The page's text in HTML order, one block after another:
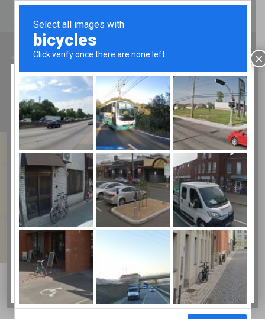
TELEFONO:
02 9067043
Negozio
/ CASSETTIERA IN
Chiusura estiva
ATTENZIONE!Bertolesi
Fratelli chiude per ferie:
Da mercoledì 29 LUGLIO 2026 al 25
AGOSTO
Con riapertura a MERCOLEDì 26
agosto
AUGURIAMO A TUTTI BUONE
VACANZE
CORDIALI SALUTI
BERTOLESI F.LLI SRL
×